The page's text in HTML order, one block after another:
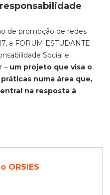
de promoção de redes
a FORUM ESTUDANTE
Social e
– um projeto que visa o
numa área que,
na resposta à
ORSIES